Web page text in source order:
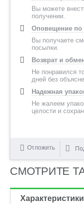
Вы можете
получении.
Оповещение по
Вы получаете
посылки.
Возврат и
Не понравился
дней без
Надежная
Не жалеем
целости и
Отложить
СМОТРИТЕ
Характеристики